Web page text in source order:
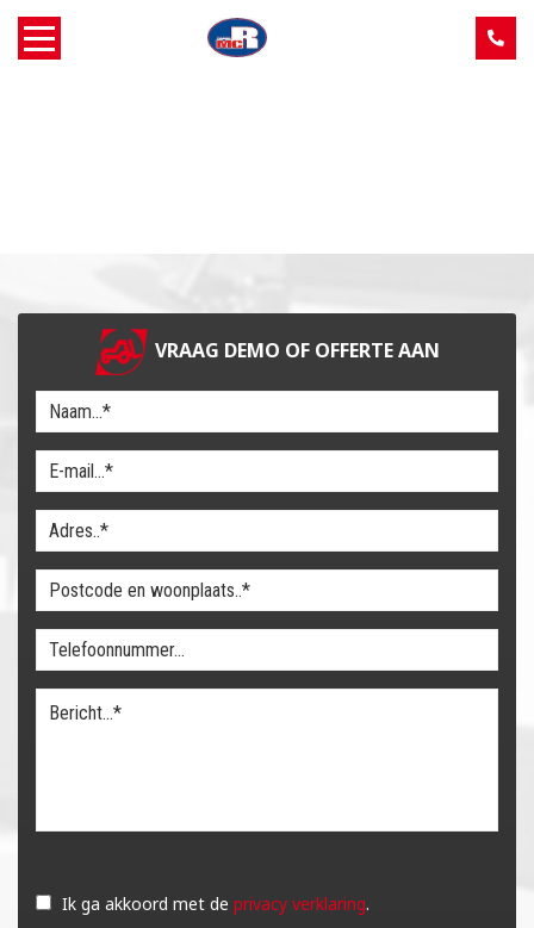
Service
Machine aanbod
Nieuws
Contact
VRAAG DEMO OF OFFERTE AAN
dit Ik ga akkoord met de privacy verklaring.